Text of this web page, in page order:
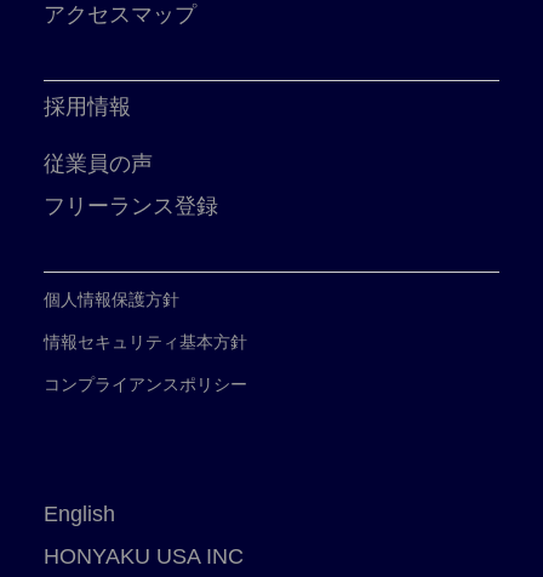
アクセスマップ
採用情報
従業員の声
フリーランス登録
個人情報保護方針
情報セキュリティ基本方針
コンプライアンスポリシー
English
HONYAKU USA INC